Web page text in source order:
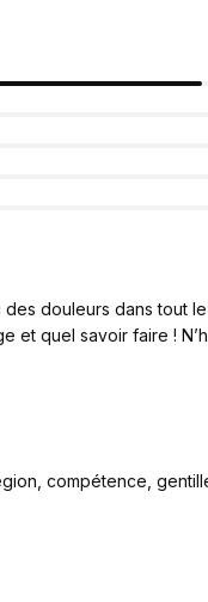
des douleurs dans tout
et quel savoir faire !
compétence,